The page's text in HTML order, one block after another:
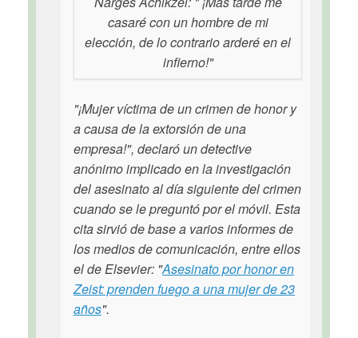
casaré con un hombre de mi
elección, de lo contrario arderé en el
infierno!"
"¡Mujer víctima de un crimen de honor y
a causa de la extorsión de una
empresa!", declaró un detective
anónimo implicado en la investigación
del asesinato al día siguiente del crimen
cuando se le preguntó por el móvil. Esta
cita sirvió de base a varios informes de
los medios de comunicación, entre ellos
el de Elsevier: "Asesinato por honor en
Zeist: prenden fuego a una mujer de 23
años".